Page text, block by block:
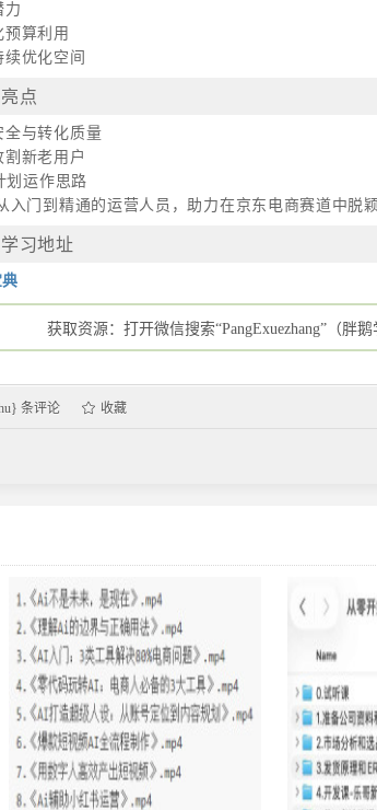
力
算利用
优化空间
点
全与转化质量
新老用户
划运作思路
入门到精通的运营人员，助力在京东电商赛道中脱
习地址
获取资源：打开微信搜索“PangExuezhang”（胖
条评论 收藏